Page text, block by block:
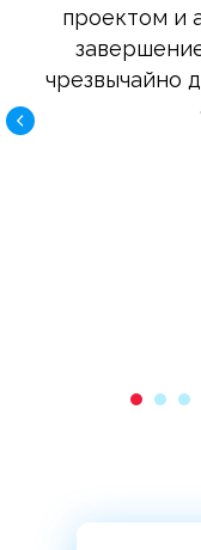
проектом и
чрезвычайно